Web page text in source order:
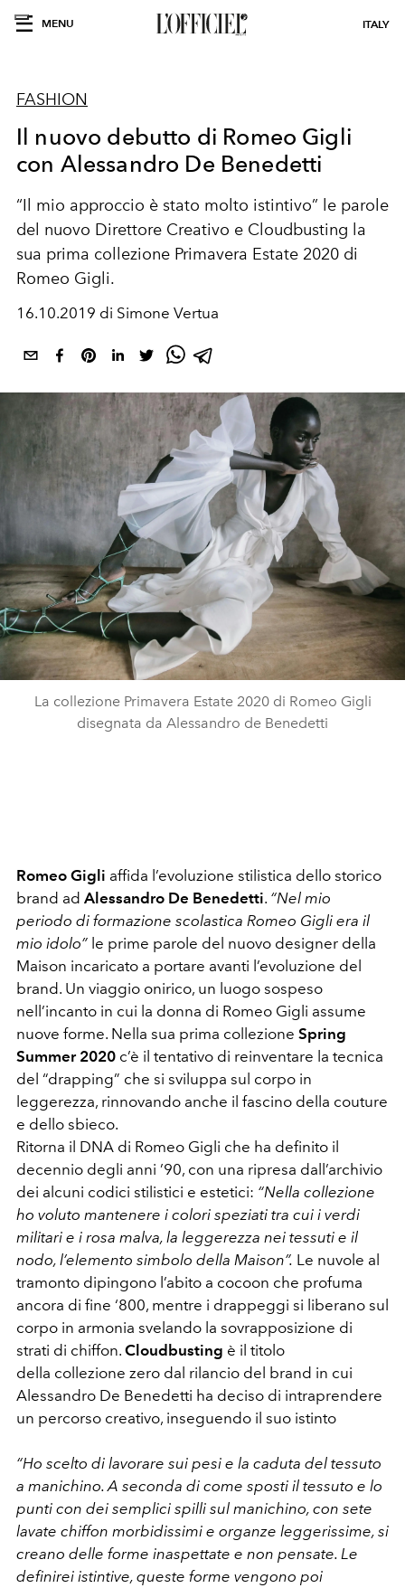
MENU ITALY
FASHION
Il nuovo debutto di Romeo Gigli
con Alessandro De Benedetti
“Il mio approccio è stato molto istintivo” le parole
del nuovo Direttore Creativo e Cloudbusting la
sua prima collezione Primavera Estate 2020 di
Romeo Gigli.
16.10.2019 di Simone Vertua
La collezione Primavera Estate 2020 di Romeo Gigli
disegnata da Alessandro de Benedetti
Romeo Gigli affida l’evoluzione stilistica dello storico
brand ad Alessandro De Benedetti. “Nel mio
periodo di formazione scolastica Romeo Gigli era il
mio idolo” le prime parole del nuovo designer della
Maison incaricato a portare avanti l’evoluzione del
brand. Un viaggio onirico, un luogo sospeso
nell’incanto in cui la donna di Romeo Gigli assume
nuove forme. Nella sua prima collezione Spring
Summer 2020 c’è il tentativo di reinventare la tecnica
del “drapping” che si sviluppa sul corpo in
leggerezza, rinnovando anche il fascino della couture
e dello sbieco.
Ritorna il DNA di Romeo Gigli che ha definito il
decennio degli anni ’90, con una ripresa dall’archivio
dei alcuni codici stilistici e estetici: “Nella collezione
ho voluto mantenere i colori speziati tra cui i verdi
militari e i rosa malva, la leggerezza nei tessuti e il
nodo, l’elemento simbolo della Maison”. Le nuvole al
tramonto dipingono l’abito a cocoon che profuma
ancora di fine ‘800, mentre i drappeggi si liberano sul
corpo in armonia svelando la sovrapposizione di
strati di chiffon. Cloudbusting è il titolo
della collezione zero dal rilancio del brand in cui
Alessandro De Benedetti ha deciso di intraprendere
un percorso creativo, inseguendo il suo istinto
“Ho scelto di lavorare sui pesi e la caduta del tessuto
a manichino. A seconda di come sposti il tessuto e lo
punti con dei semplici spilli sul manichino, con sete
lavate chiffon morbidissimi e organze leggerissime, si
creano delle forme inaspettate e non pensate. Le
definirei istintive, queste forme vengono poi